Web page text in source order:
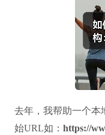
去年，我帮助一个本
始URL如： https://